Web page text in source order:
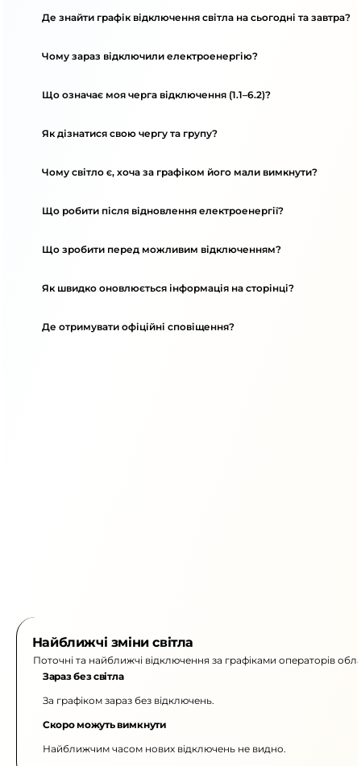
Де знайти графік відключення світла на сьогодні та завтра?
Чому зараз відключили електроенергію?
Що означає моя черга відключення (1.1–6.2)?
Як дізнатися свою чергу та групу?
Чому світло є, хоча за графіком його мали вимкнути?
Що робити після відновлення електроенергії?
Що зробити перед можливим відключенням?
Як швидко оновлюється інформація на сторінці?
Де отримувати офіційні сповіщення?
Найближчі зміни світла
Поточні та найближчі відключення за графіками операторів
Зараз без світла
За графіком зараз без відключень.
Скоро можуть вимкнути
Найближчим часом нових відключень не видно.